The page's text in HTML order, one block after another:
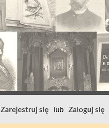
Zarejestruj się lub Zaloguj się